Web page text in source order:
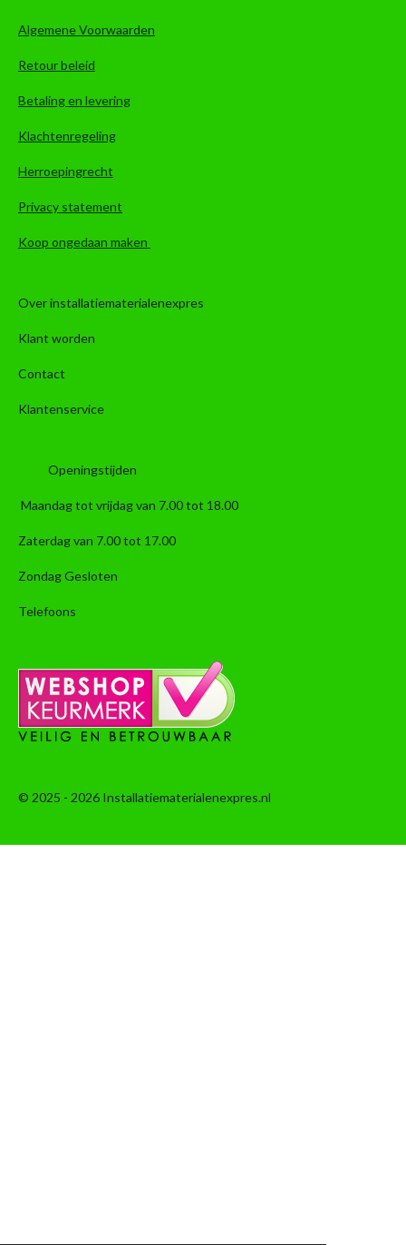
Algemene Voorwaarden
Retour beleid
Betaling en levering
Klachtenregeling
Herroepingrecht
Privacy statement
Koop ongedaan maken
Over installatiematerialenexpres
Klant worden
Contact
Klantenservice
Openingstijden
Maandag tot vrijdag van 7.00 tot 18.00
Zaterdag van 7.00 tot 17.00
Zondag Gesloten
Telefoons
© 2025 - 2026 Installatiematerialenexpres.nl